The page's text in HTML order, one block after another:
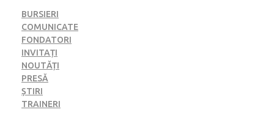
BURSIERI
COMUNICATE
FONDATORI
INVITAȚI
NOUTĂȚI
PRESĂ
ȘTIRI
TRAINERI